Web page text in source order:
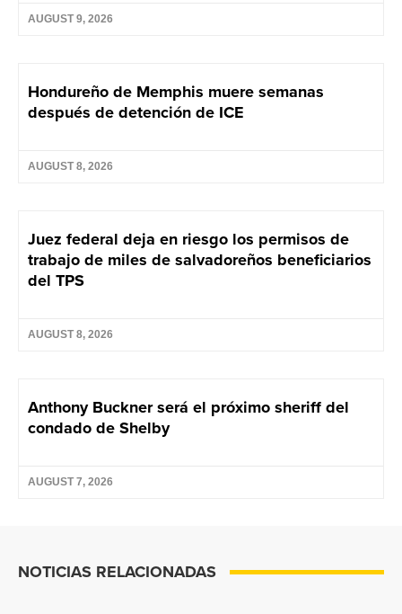
AUGUST 9, 2026
Hondureño de Memphis muere semanas
después de detención de ICE
AUGUST 8, 2026
Juez federal deja en riesgo los permisos de
trabajo de miles de salvadoreños beneficiarios
del TPS
AUGUST 8, 2026
Anthony Buckner será el próximo sheriff del
condado de Shelby
AUGUST 7, 2026
NOTICIAS RELACIONADAS